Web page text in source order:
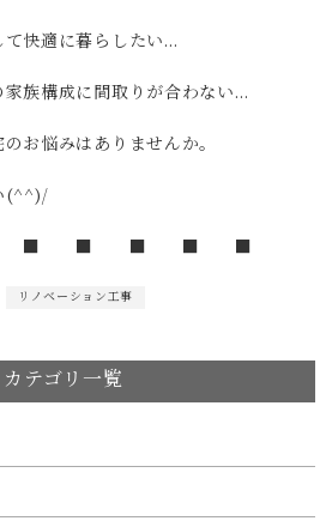
て快適に暮らしたい…
族構成に間取りが合わない…
お悩みはありませんか。
(^^)/
リノベーション工事
カテゴリ一覧